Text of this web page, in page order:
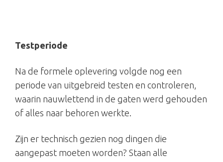
Testperiode
Na de formele oplevering volgde nog een
periode van uitgebreid testen en controleren,
waarin nauwlettend in de gaten werd gehouden
of alles naar behoren werkte.
Zijn er technisch gezien nog dingen die
aangepast moeten worden? Staan alle